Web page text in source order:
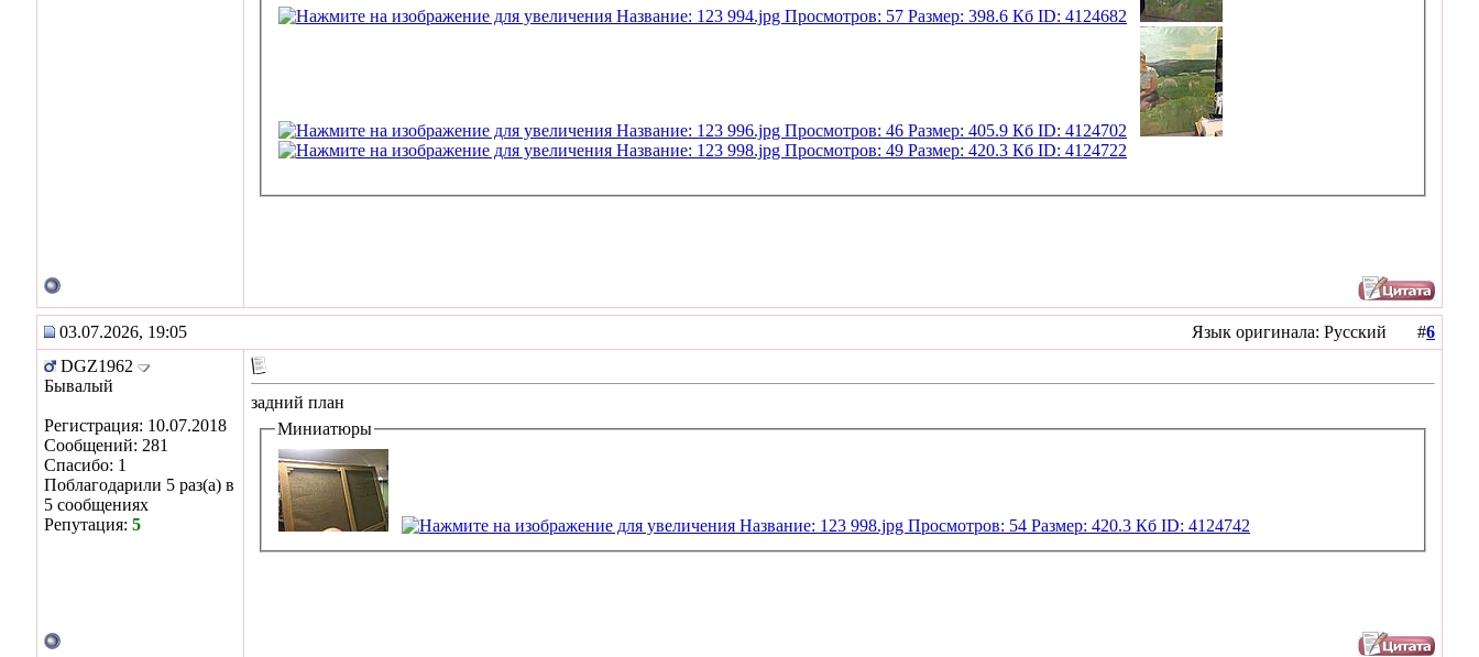
03.07.2026, 19:05 Язык оригинала: Русский #6
DGZ1962
Бывалый
Регистрация: 10.07.2018
Сообщений: 281
Спасибо: 1
Поблагодарили 5 раз(а) в
5 сообщениях
Репутация: 5
задний план
Миниатюры